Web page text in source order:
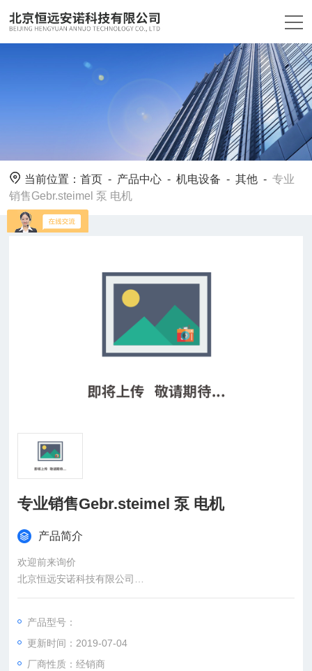
当前位置：首页 - 产品中心 -机电设备 -其他 -专业
销售Gebr.steimel 泵 电机
专业销售Gebr.steimel 泵 电机
产品简介
欢迎前来询价
北京恒远安诺科技有限公司
：
：曹
：
产品型号：
更新时间：2019-07-04
厂商性质：经销商